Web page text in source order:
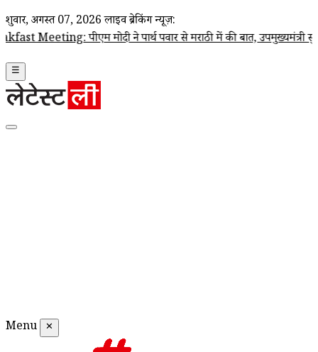
शुक्रवार, अगस्त 07, 2026 लाइव ब्रेकिंग न्यूज़:
पीएम मोदी ने पार्थ पवार से मराठी में की बात, उपमुख्यमंत्री सुनेत्रा पवार
☰
Menu ✕